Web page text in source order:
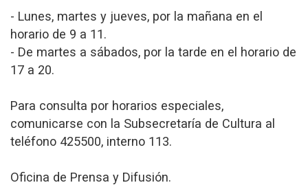
- Lunes, martes y jueves, por la mañana en el
horario de 9 a 11.
- De martes a sábados, por la tarde en el horario de
17 a 20.
Para consulta por horarios especiales,
comunicarse con la Subsecretaría de Cultura al
teléfono 425500, interno 113.
Oficina de Prensa y Difusión.